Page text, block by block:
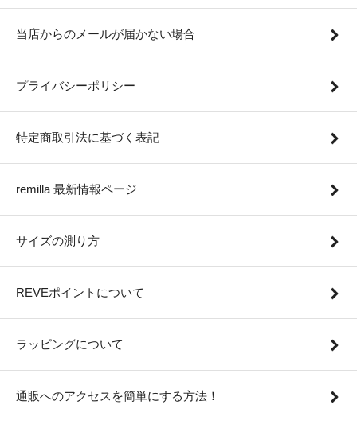
当店からのメールが届かない場合
プライバシーポリシー
特定商取引法に基づく表記
remilla 最新情報ページ
サイズの測り方
REVEポイントについて
ラッピングについて
通販へのアクセスを簡単にする方法！